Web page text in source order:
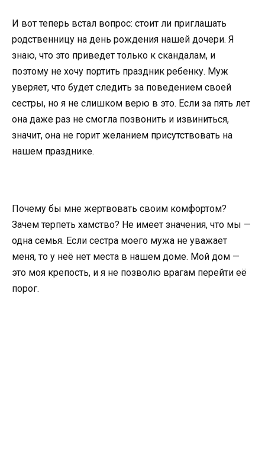
И вот теперь встал вопрос: стоит ли приглашать
родственницу на день рождения нашей дочери. Я
знаю, что это приведет только к скандалам, и
поэтому не хочу портить праздник ребенку. Муж
уверяет, что будет следить за поведением своей
сестры, но я не слишком верю в это. Если за пять лет
она даже раз не смогла позвонить и извиниться,
значит, она не горит желанием присутствовать на
нашем празднике.
Почему бы мне жертвовать своим комфортом?
Зачем терпеть хамство? Не имеет значения, что мы —
одна семья. Если сестра моего мужа не уважает
меня, то у неё нет места в нашем доме. Мой дом —
это моя крепость, и я не позволю врагам перейти её
порог.